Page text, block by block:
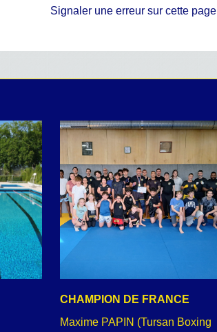
Signaler une erreur sur cette page
CHAMPION DE FRANCE
Maxime PAPIN (Tursan Boxing